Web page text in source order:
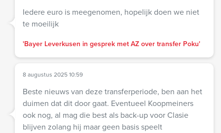
Iedere euro is meegenomen, hopelijk doen we niet
te moeilijk
'Bayer Leverkusen in gesprek met AZ over transfer Poku'
8 augustus 2025 10:59
Beste nieuws van deze transferperiode, ben aan het
duimen dat dit door gaat. Eventueel Koopmeiners
ook nog, al mag die best als back-up voor Clasie
blijven zolang hij maar geen basis speelt